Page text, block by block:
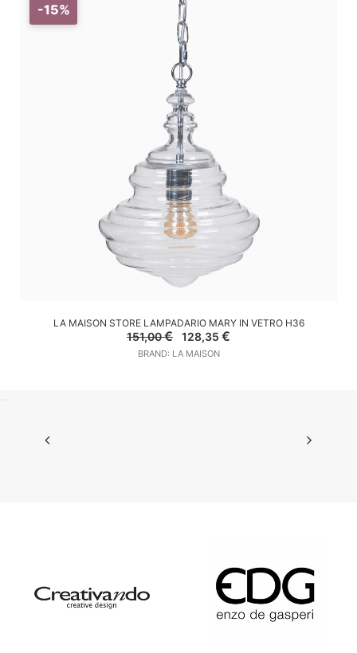
-15%
AGGIUNGI AL CARRELLO
LA MAISON STORE LAMPADARIO MARY IN VETRO H36
151,00€
Il
prezzo
originale
128,35 €Il
BRAND: LA MAISON